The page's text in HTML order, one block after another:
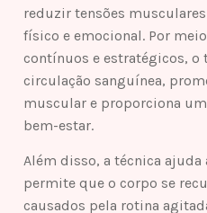
reduzir tensões
físico e emocional. Por
contínuos e estratégicos, o
circulação sanguínea,
muscular e proporciona
bem-estar.
Além disso, a técnica ajuda
permite que o corpo se
causados pela rotina